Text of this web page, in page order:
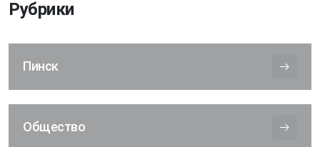
Рубрики
Пинск
Общество